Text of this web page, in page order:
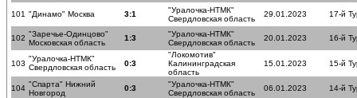
101 "Динамо" Москва 3:1
"Уралочка-НТМК"
Свердловская область
29.01.2023 17-й
102 "Заречье-Одинцово"
Московская область
1:3
"Уралочка-НТМК"
Свердловская область
20.01.2023 16-й
103
"Уралочка-НТМК"
Свердловская область
0:3
"Локомотив"
Калининградская
область
15.01.2023 15-й
104 "Спарта" Нижний
Новгород
0:3
"Уралочка-НТМК"
Свердловская область
06.01.2023 14-й